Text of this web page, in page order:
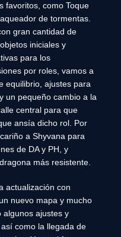
favoritos, como Toque
de tormentas.
gran cantidad de
iniciales y
para los
por roles, vamos a
equilibrio, ajustes para
un pequeño cambio a la
central para que
ansía dicho rol. Por
a Shyvana para
de DA y PH, y
más resistente.
actualización con
nuevo mapa y mucho
algunos ajustes y
como la llegada de